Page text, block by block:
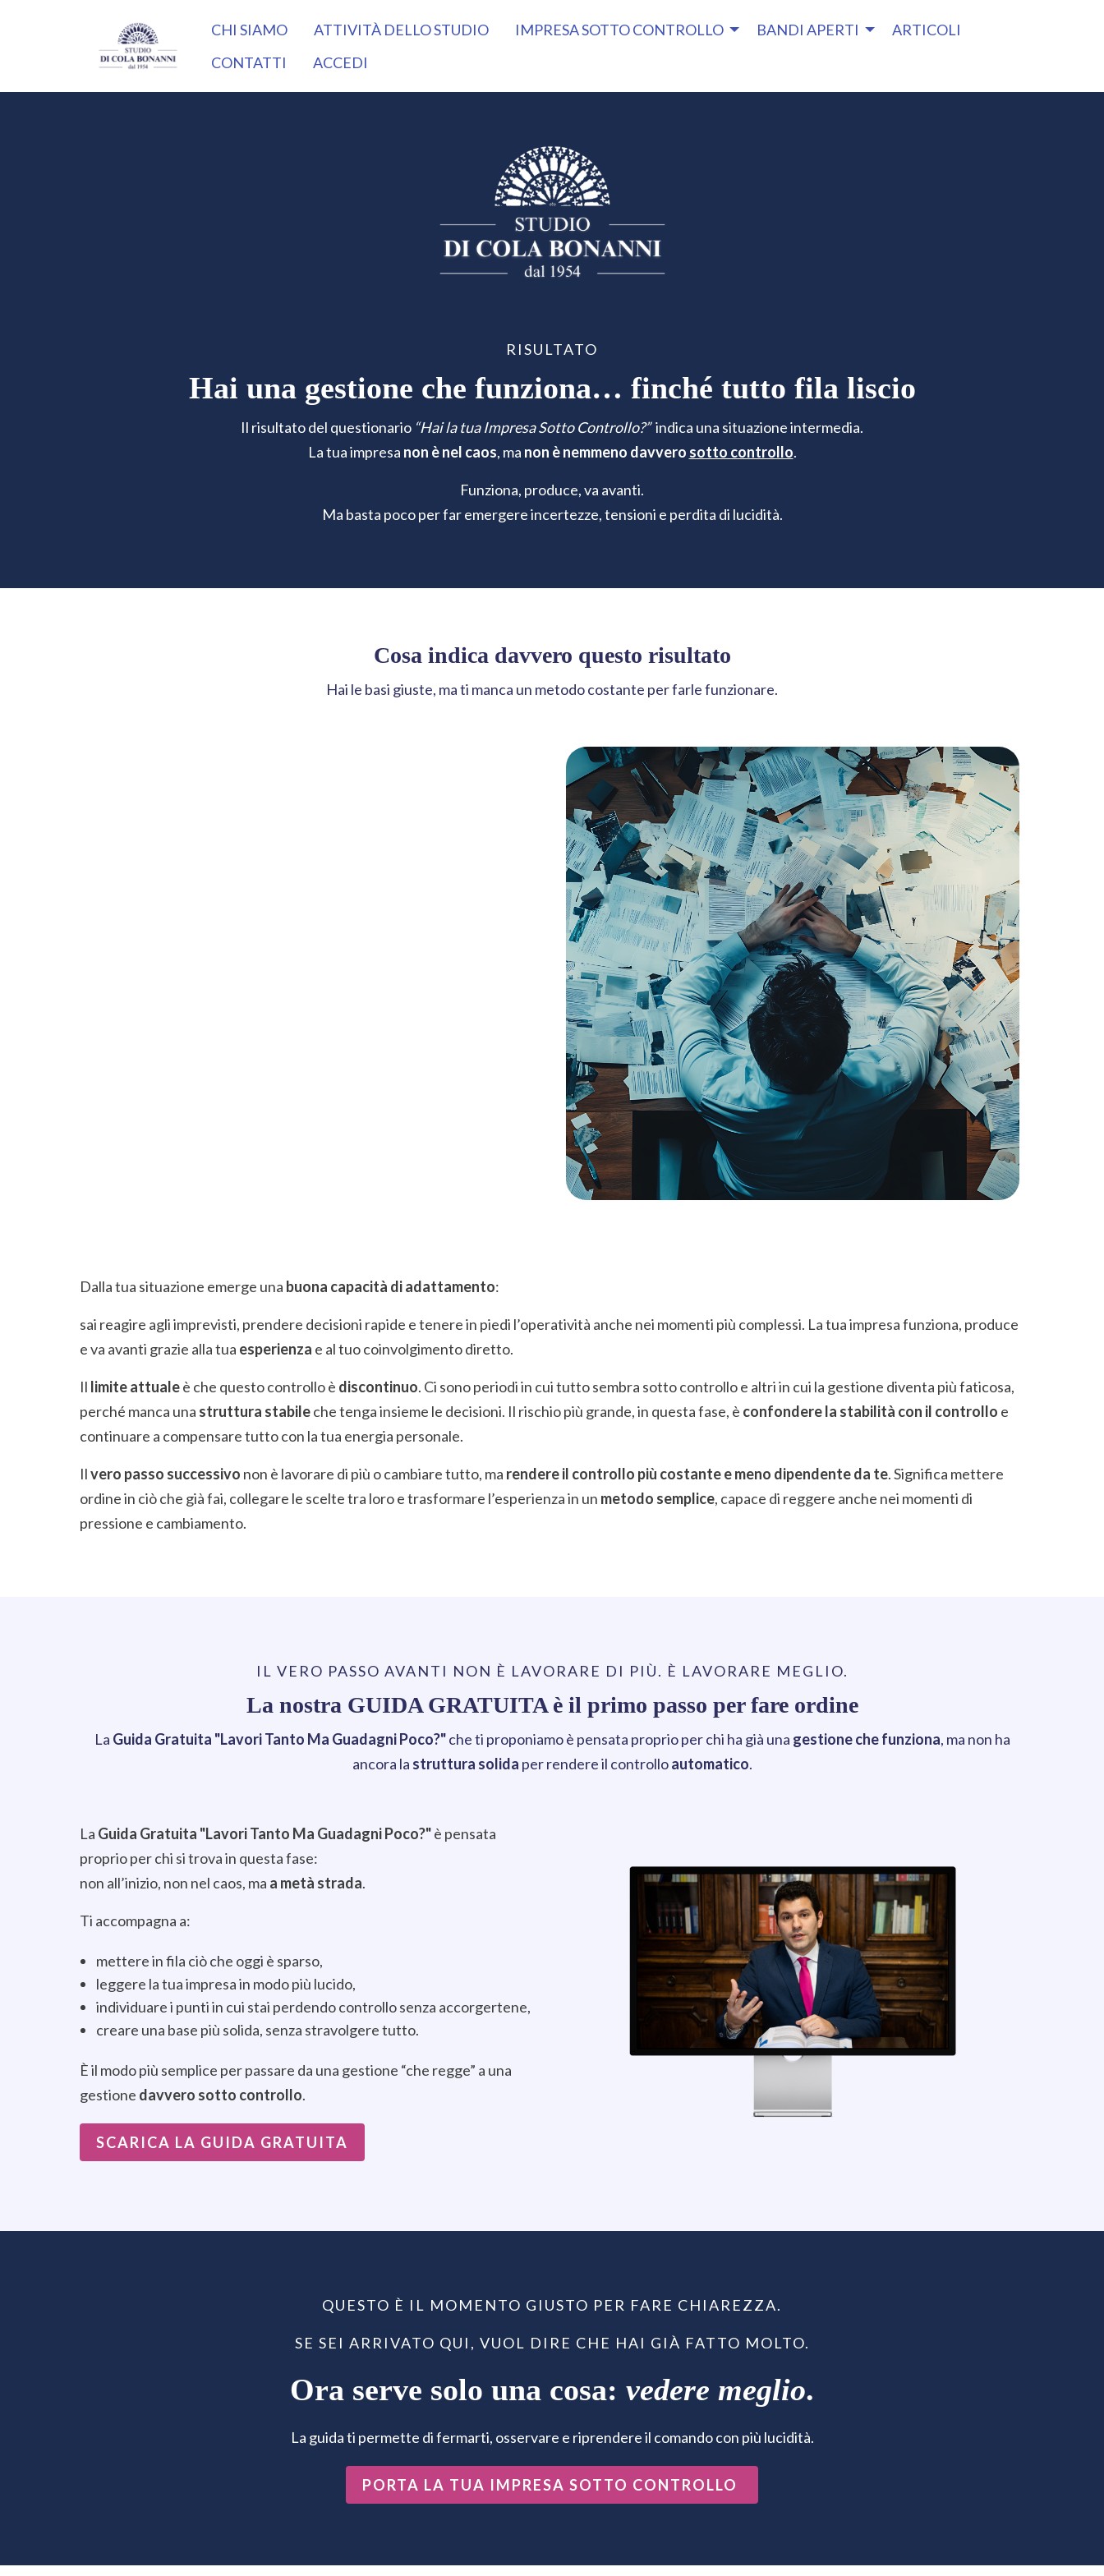
CHI SIAMO ATTIVITÀ DELLO STUDIO IMPRESA SOTTO CONTROLLO BANDI APERTI
ARTICOLI
CONTATTI
ACCEDI
RISULTATO
Hai una gestione che funziona… finché tutto fila liscio
Il risultato del questionario “Hai la tua Impresa Sotto Controllo?”indica una situazione intermedia.
La tua impresa non è nel caos, ma non è nemmeno davvero sotto controllo.
Funziona, produce, va avanti.
Ma basta poco per far emergere incertezze, tensioni e perdita di lucidità.
Cosa indica davvero questo risultato
Hai le basi giuste, ma ti manca un metodo costante per farle funzionare.
Dalla tua situazione emerge una buona capacità di adattamento:
sai reagire agli imprevisti, prendere decisioni rapide e tenere in piedi l’operatività anche nei momenti più complessi. La tua impresa funziona, produce
e va avanti grazie alla tua esperienza e al tuo coinvolgimento diretto.
Il limite attualeè che questo controllo è discontinuo. Ci sono periodi in cui tutto sembra sotto controllo e altri in cui la gestione diventa più faticosa,
perché manca una struttura stabileche tenga insieme le decisioni. Il rischio più grande, in questa fase, è confondere la stabilità con il controllo e
continuare a compensare tutto con la tua energia personale.
Ilvero passo successivo non è lavorare di più o cambiare tutto, ma rendere il controllo più costante e meno dipendente da te. Significa mettere
ordine in ciò che già fai, collegare le scelte tra loro e trasformare l’esperienza in un metodo semplice, capace di reggere anche nei momenti di
pressione e cambiamento.
IL VERO PASSO AVANTI NON È LAVORARE DI PIÙ. È LAVORARE MEGLIO.
La nostra GUIDA GRATUITA è il primo passo per fare ordine
La Guida Gratuita "Lavori Tanto Ma Guadagni Poco?"che ti proponiamo è pensata proprio per chi ha già una gestione che funziona, ma non ha
ancora la struttura solida per rendere il controlloautomatico.
La Guida Gratuita "Lavori Tanto Ma Guadagni Poco?"è pensata
proprio per chi si trova in questa fase:
non all’inizio, non nel caos, ma a metà strada.
Ti accompagna a:
mettere in fila ciò che oggi è sparso,
leggere la tua impresa in modo più lucido,
individuare i punti in cui stai perdendo controllo senza accorgertene,
creare una base più solida, senza stravolgere tutto.
È il modo più semplice per passare da una gestione “che regge” a una
gestione davvero sotto controllo.
SCARICA LA GUIDA GRATUITA
QUESTO È IL MOMENTO GIUSTO PER FARE CHIAREZZA.
SE SEI ARRIVATO QUI, VUOL DIRE CHE HAI GIÀ FATTO MOLTO.
Ora serve solo una cosa: vedere meglio.
La guida ti permette di fermarti, osservare e riprendere il comando con più lucidità.
PORTA LA TUA IMPRESA SOTTO CONTROLLO